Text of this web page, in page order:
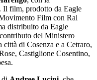
Il film, prodotto da Eagle
Film con Rai
distribuito da Eagle
del Ministero
di Cosenza e a Cetraro,
Castiglione Cosentino,